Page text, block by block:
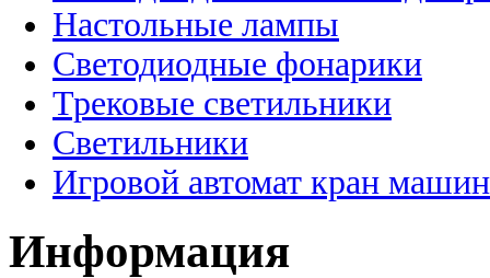
Настольные лампы
Светодиодные фонарики
Трековые светильники
Светильники
Игровой автомат кран
Информация